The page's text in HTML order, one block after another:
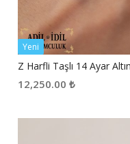
Yeni
Z Harfli Taşlı 14 Ayar
12,250.00 ₺